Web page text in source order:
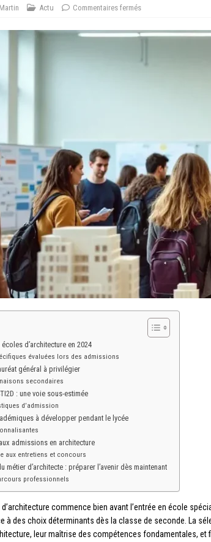
Actu Commentaires fermés
d’architecture en 2024
évaluées lors des admissions
général à privilégier
secondaires
: une voie sous-estimée
d’admission
à développer pendant le lycée
admissions en architecture
aux entretiens et concours
métier d’architecte : préparer l’avenir dès maintenant
professionnels
commence bien avant l’entrée en école
à des choix déterminants dès la classe de seconde. La
leur maîtrise des compétences fondamentales,